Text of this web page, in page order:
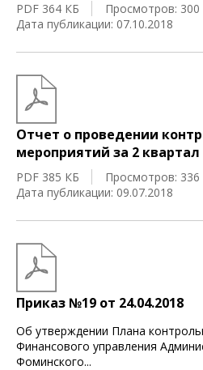
PDF 364 КБ
Просмотров: 300
Дата публикации: 07.10.2018
Отчет о проведении
мероприятий за 2 квартал
PDF 385 КБ
Просмотров: 336
Дата публикации: 09.07.2018
Приказ №19 от 24.04.2018
Об утверждении Плана
Финансового управления
Фоминского...